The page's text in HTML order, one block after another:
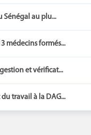
Sénégal au plu...
médecins formés...
et vérificat...
travail à la DAG...